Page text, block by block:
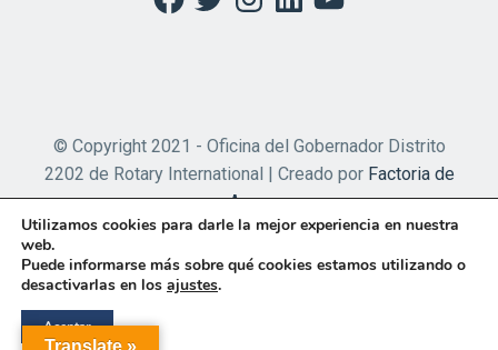
© Copyright 2021 - Oficina del Gobernador Distrito
2202 de Rotary International | Creado por Factoria de
Apps
Translate »
Utilizamos cookies para darle la mejor experiencia en nuestra
web.
Puede informarse más sobre qué cookies estamos utilizando o
desactivarlas en los ajustes.
Aceptar